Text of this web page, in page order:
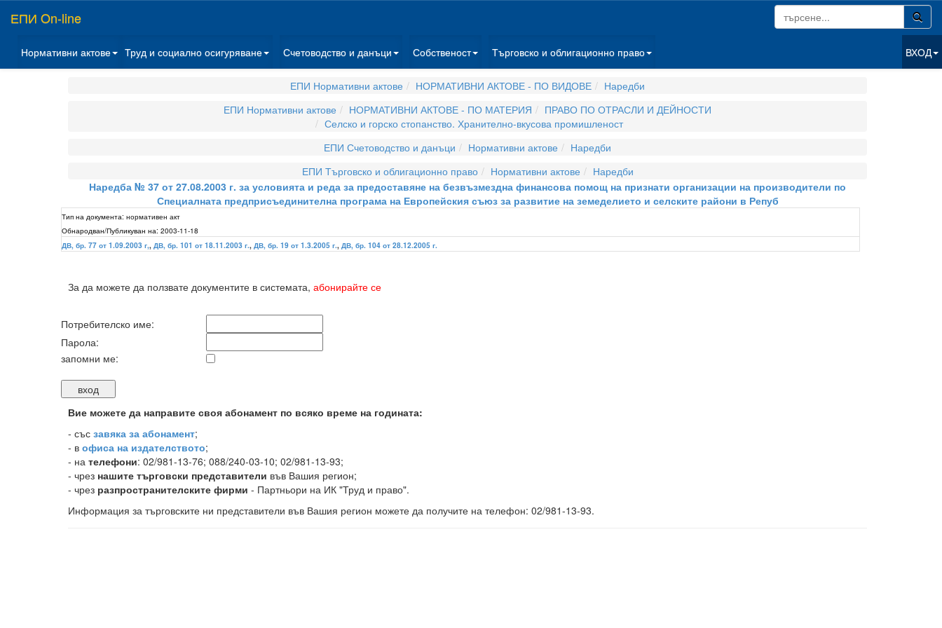
ЕПИ On-line
Нормативни актове Труд и социално осигуряване Счетоводство и данъци Собственост Търговско и облигационно право ВХОД
ЕПИ Нормативни актове НОРМАТИВНИ АКТОВЕ - ПО ВИДОВЕ
Наредби
ЕПИ Нормативни актове
НОРМАТИВНИ АКТОВЕ - ПО МАТЕРИЯ
ПРАВО ПО ОТРАСЛИ И ДЕЙНОСТИ
Селско и горско стопанство. Хранително-вкусова промишленост
ЕПИ Счетоводство и данъци
Нормативни актове
Наредби
ЕПИ Търговско и облигационно право
Нормативни актове
Наредби
Наредба № 37 от 27.08.2003 г. за условията и реда за предоставяне на безвъзмездна финансова помощ на признати организации на производители по
Специалната предприсъединителна програма на Европейския съюз за развитие на земеделието и селските райони в Репуб
Тип на документа: нормативен акт
Обнародван/Публикуван на: 2003-11-18
ДВ, бр. 77 от 1.09.2003 г,, ДВ, бр. 101 от 18.11.2003 г., ДВ, бр. 19 от 1.3.2005 г., ДВ, бр. 104 от 28.12.2005 г.
За да можете да ползвате документите в системата, абонирайте се
Потребителско име:
Парола:
запомни ме:
Вие можете да направите своя абонамент по всяко време на годината:
- със завяка за абонамент;
- в офиса на издателството;
- на телефони: 02/981-13-76; 088/240-03-10; 02/981-13-93;
- чрез нашите търговски представители във Вашия регион;
- чрез разпространителските фирми - Партньори на ИК "Труд и право".
Информация за търговските ни представители във Вашия регион можете да получите на телефон: 02/981-13-93.